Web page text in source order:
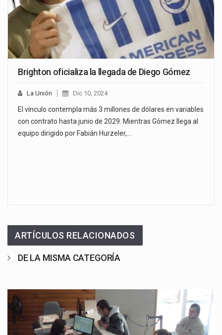
Brighton oficializa la llegada de Diego Gómez
La Unión Dic 10, 2024
El vínculo contempla más 3 millones de dólares en variables
con contrato hasta junio de 2029. Mientras Gómez llega al
equipo dirigido por Fabián Hurzeler,…
ARTÍCULOS RELACIONADOS
DE LA MISMA CATEGORÍA